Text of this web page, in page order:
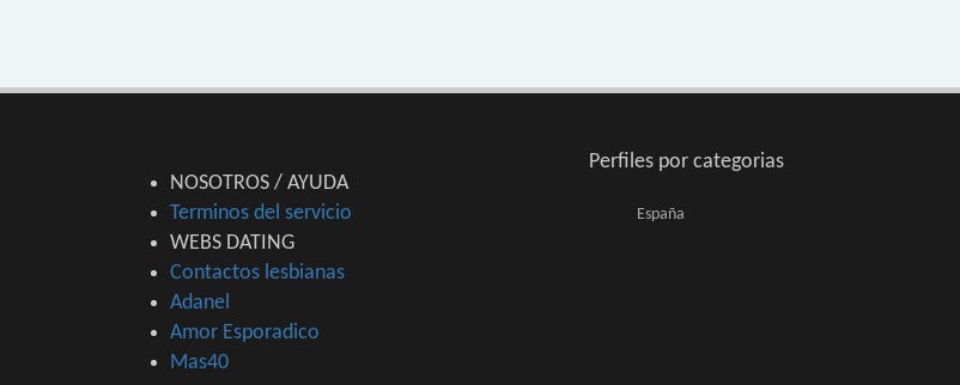
NOSOTROS / AYUDA
Terminos del servicio
WEBS DATING
Contactos lesbianas
Adanel
Amor Esporadico
Mas40
Perfiles por categorias
España